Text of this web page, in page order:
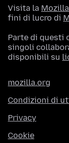
Visita la
fini di lucro di
Parte di questi
singoli
disponibili su
mozilla.org
Condizioni di
Privacy
Cookie